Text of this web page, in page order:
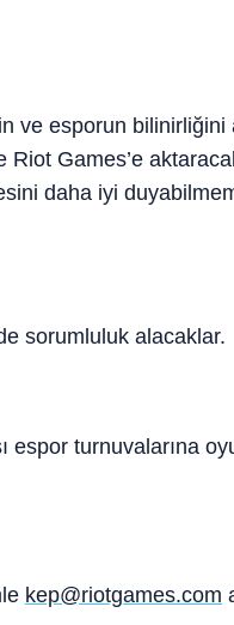
ve esporun bilinirliğini
Games’e
daha iyi
sorumluluk alacaklar.
turnuvalarına
kep@riotgames.com